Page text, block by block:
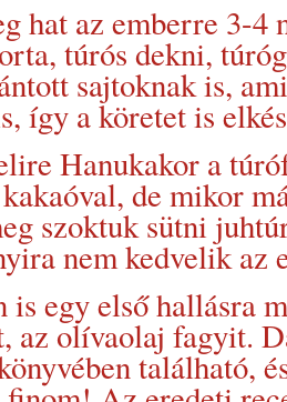
hat az emberre 3-4
túrós dekni,
sajtoknak is,
így a köretet is
Hanukakor a
de mikor
szoktuk sütni
nem kedvelik az
is egy első hallásra
az olívaolaj fagyit.
található,